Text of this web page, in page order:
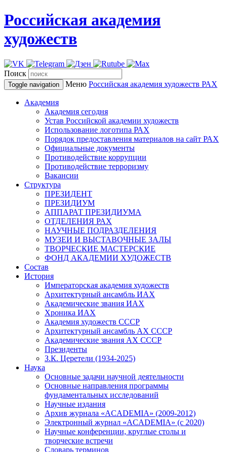
Российская академия
художеств
Поиск
Toggle navigation Меню Российская академия художеств РАХ
Академия
Академия сегодня
Устав Российской академии художеств
Использование логотипа РАХ
Порядок предоставления материалов на сайт РАХ
Официальные документы
Противодействие коррупции
Противодействие терроризму
Вакансии
Структура
ПРЕЗИДЕНТ
ПРЕЗИДИУМ
АППАРАТ ПРЕЗИДИУМА
ОТДЕЛЕНИЯ РАХ
НАУЧНЫЕ ПОДРАЗДЕЛЕНИЯ
МУЗЕИ И ВЫСТАВОЧНЫЕ ЗАЛЫ
ТВОРЧЕСКИЕ МАСТЕРСКИЕ
ФОНД АКАДЕМИИ ХУДОЖЕСТВ
Состав
История
Императорская академия художеств
Архитектурный ансамбль ИАХ
Академические звания ИАХ
Хроника ИАХ
Академия художеств СССР
Архитектурный ансамбль АХ СССР
Академические звания АХ СССР
Президенты
З.К. Церетели (1934-2025)
Наука
Основные задачи научной деятельности
Основные направления программы
фундаментальных исследований
Научные издания
Архив журнала «ACADEMIA» (2009-2012)
Электронный журнал «ACADEMIA» (с 2020)
Научные конференции, круглые столы и
творческие встречи
Словарь терминов